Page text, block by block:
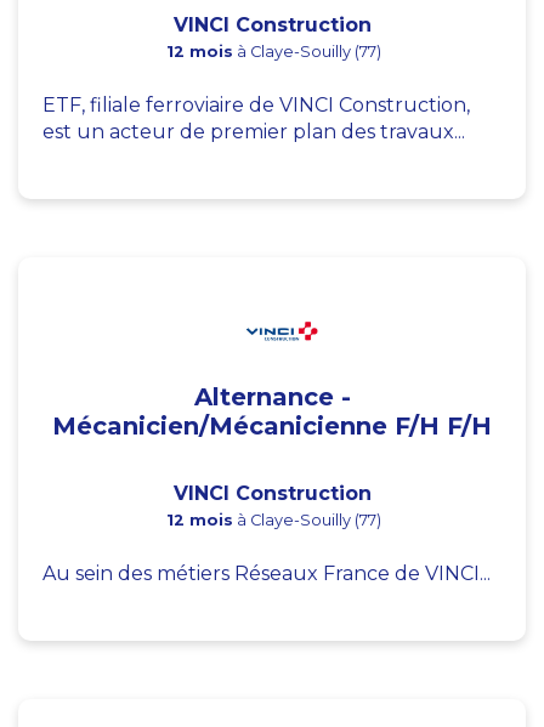
VINCI Construction
12 mois à Claye-Souilly (77)
ETF, filiale ferroviaire de VINCI Construction,
est un acteur de premier plan des travaux...
Alternance -
Mécanicien/Mécanicienne F/H F/H
VINCI Construction
12 mois à Claye-Souilly (77)
Au sein des métiers Réseaux France de VINCI...